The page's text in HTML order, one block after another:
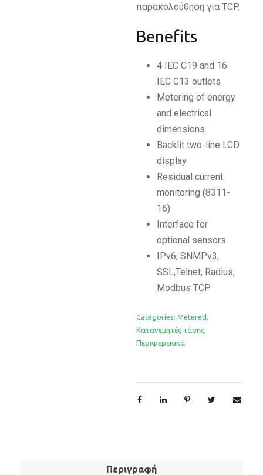
παρακολούθηση για TCP.
Benefits
4 IEC C19 and 16
IEC C13 outlets
Metering of energy
and electrical
dimensions
Backlit two-line LCD
display
Residual current
monitoring (8311-
16)
Interface for
optional sensors
IPv6, SNMPv3,
SSL,Telnet, Radius,
Modbus TCP
Categories: Metered
Κατανεμητές τάσης,
Περιφερειακά
Περιγραφή